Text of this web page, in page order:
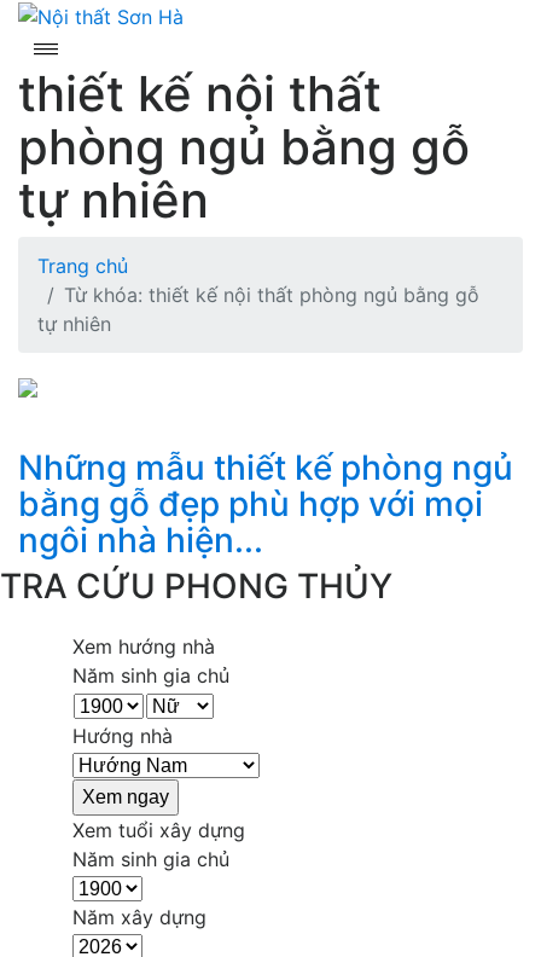
Skip
content
thiết kế nội thất
phòng ngủ bằng gỗ
tự nhiên
Trang chủ
Từ khóa: thiết kế nội thất phòng ngủ bằng gỗ
tự nhiên
Những mẫu thiết kế phòng ngủ
bằng gỗ đẹp phù hợp với mọi
ngôi nhà hiện...
TRA CỨU PHONG THỦY
Xem hướng nhà
Năm sinh gia chủ
Hướng nhà
Xem tuổi xây dựng
Năm sinh gia chủ
Năm xây dựng